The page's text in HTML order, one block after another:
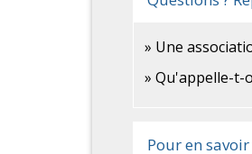
Une
Qu'appelle-t-
Pour en